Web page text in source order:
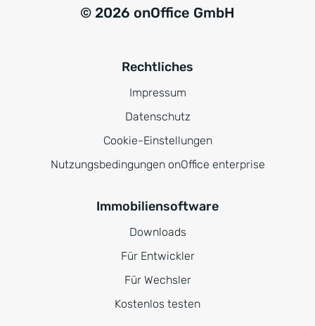
© 2026 onOffice GmbH
Rechtliches
Impressum
Datenschutz
Cookie-Einstellungen
Nutzungsbedingungen onOffice enterprise
Immobiliensoftware
Downloads
Für Entwickler
Für Wechsler
Kostenlos testen